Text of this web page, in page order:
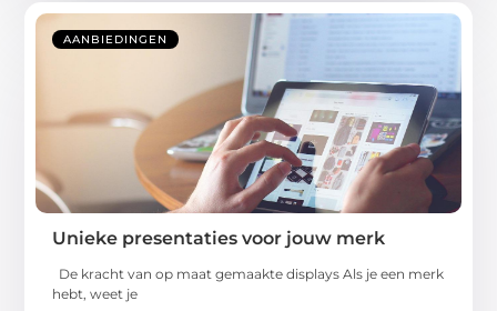
AANBIEDINGEN
Unieke presentaties voor jouw merk
De kracht van op maat gemaakte displays Als je een merk
hebt, weet je